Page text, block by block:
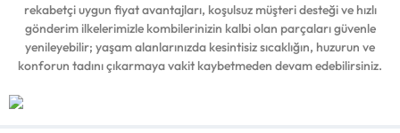
rekabetçi uygun fiyat avantajları, koşulsuz müşteri desteği ve hızlı
gönderim ilkelerimizle kombilerinizin kalbi olan parçaları güvenle
yenileyebilir; yaşam alanlarınızda kesintisiz sıcaklığın, huzurun ve
konforun tadını çıkarmaya vakit kaybetmeden devam edebilirsiniz.